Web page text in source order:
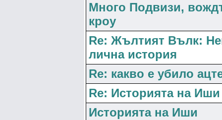
Много Подвизи,
кроу
Re: Жълтият Вълк:
лична история
Re: какво е убило
Re: Историята на Иши
Историята на Иши